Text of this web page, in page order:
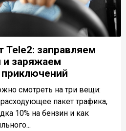
Tele2: заправляем
и заряжаем
смотреть на три вещи:
пакет трафика,
10% на бензин и как